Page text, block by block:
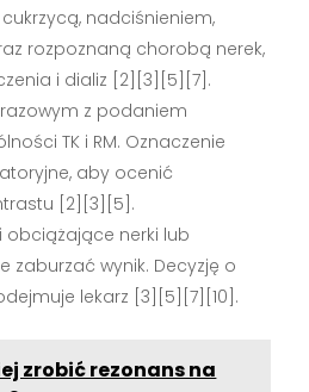
nadciśnieniem,
rozpoznaną chorobą nerek,
i dializ [2][3][5][7].
z podaniem
TK i RM. Oznaczenie
aby ocenić
[2][3][5].
obciążające nerki lub
zaburzać wynik. Decyzję o
lekarz [3][5][7][10].
zrobić rezonans na